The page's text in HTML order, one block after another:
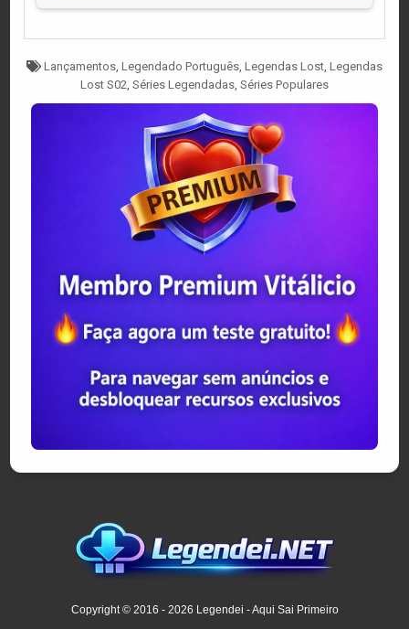
Tagged
Lançamentos Legendado Português Legendas Lost Legendas
Lost S02 Séries Legendadas Séries Populares
Copyright © 2016 - 2026 Legendei - Aqui Sai Primeiro